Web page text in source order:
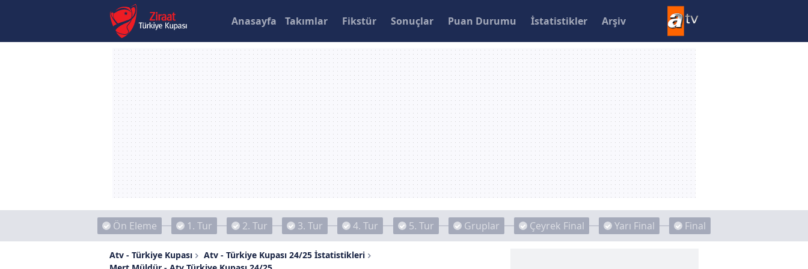
Anasayfa Takımlar Fikstür Sonuçlar Puan Durumu İstatistikler Arşiv
Ön Eleme 1. Tur 2. Tur 3. Tur 4. Tur 5. Tur Gruplar Çeyrek Final Yarı Final Final
Atv - Türkiye Kupası
Atv - Türkiye Kupası 24/25 İstatistikleri